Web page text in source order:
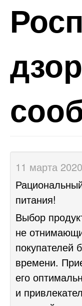
дзор
11 марта
питания!
Выбор
не
покупателей
времени.
его
и